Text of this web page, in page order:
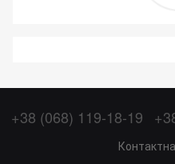
+38 (068) 119-18-19